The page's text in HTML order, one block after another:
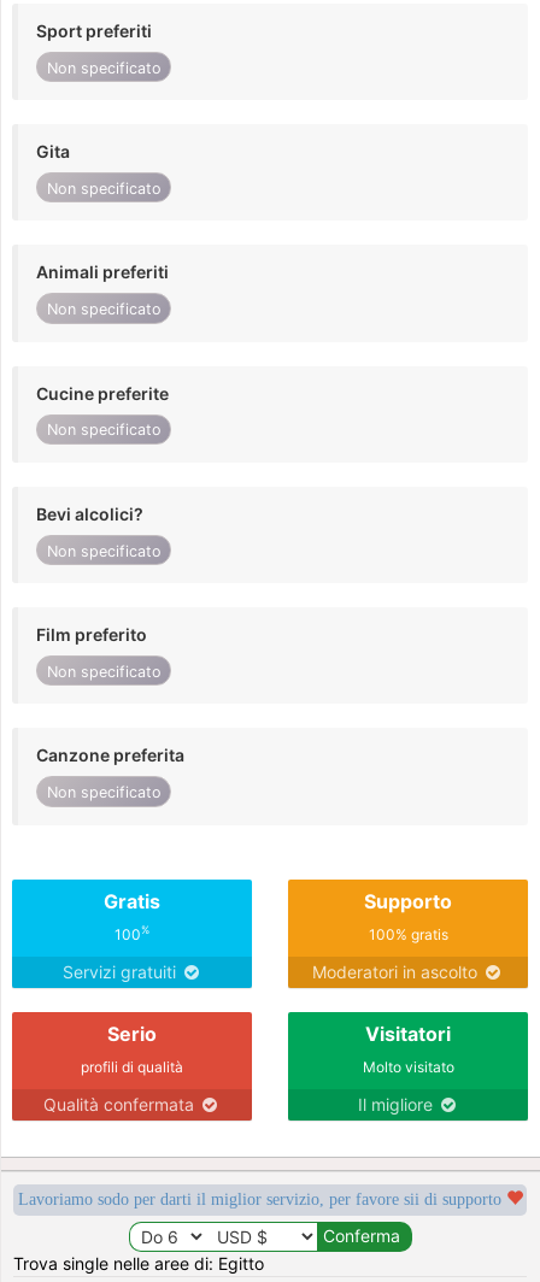
Sport preferiti
Non specificato
Gita
Non specificato
Animali preferiti
Non specificato
Cucine preferite
Non specificato
Bevi alcolici?
Non specificato
Film preferito
Non specificato
Canzone preferita
Non specificato
Gratis
100%
Servizi gratuiti
Supporto
100% gratis
Moderatori in ascolto
Serio
profili di qualità
Qualità confermata
Visitatori
Molto visitato
Il migliore
Lavoriamo sodo per darti il miglior servizio, per favore sii di supporto
Trova single nelle aree di: Egitto